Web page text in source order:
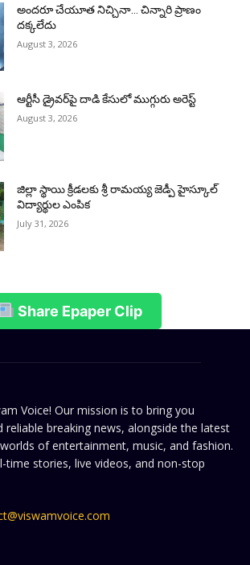
అందరూ చేయూత నిచ్చినా… చిన్నారి ప్రాణం
దక్కలేదు
August 3, 2026
ఆర్టీసీ డ్రైవర్‌పై దాడి కేసులో ముగ్గురు అరెస్ట్
August 3, 2026
జిల్లా స్థాయి క్రీడలకు శ్రీ రామయ్య జెడ్పీ హైస్కూల్
విద్యార్థుల ఎంపిక
July 31, 2026
Share Epaper Clip
Voice! Our mission is to bring you
reliable breaking news, alongside the latest
of entertainment, music, and fashion.
time stories, live videos, and non-stop